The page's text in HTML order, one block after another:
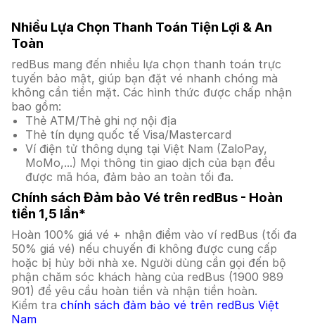
Nhiều Lựa Chọn Thanh Toán Tiện Lợi & An
Toàn
redBus mang đến nhiều lựa chọn thanh toán trực
tuyến bảo mật, giúp bạn đặt vé nhanh chóng mà
không cần tiền mặt. Các hình thức được chấp nhận
bao gồm:
Thẻ ATM/Thẻ ghi nợ nội địa
Thẻ tín dụng quốc tế Visa/Mastercard
Ví điện tử thông dụng tại Việt Nam (ZaloPay,
MoMo,...) Mọi thông tin giao dịch của bạn đều
được mã hóa, đảm bảo an toàn tối đa.
Chính sách Đảm bảo Vé trên redBus - Hoàn
tiền 1,5 lần*
Hoàn 100% giá vé + nhận điểm vào ví redBus (tối đa
50% giá vé) nếu chuyến đi không được cung cấp
hoặc bị hủy bởi nhà xe. Người dùng cần gọi đến bộ
phận chăm sóc khách hàng của redBus (1900 989
901) để yêu cầu hoàn tiền và nhận tiền hoàn.
Kiểm tra chính sách đảm bảo vé trên redBus Việt
Nam